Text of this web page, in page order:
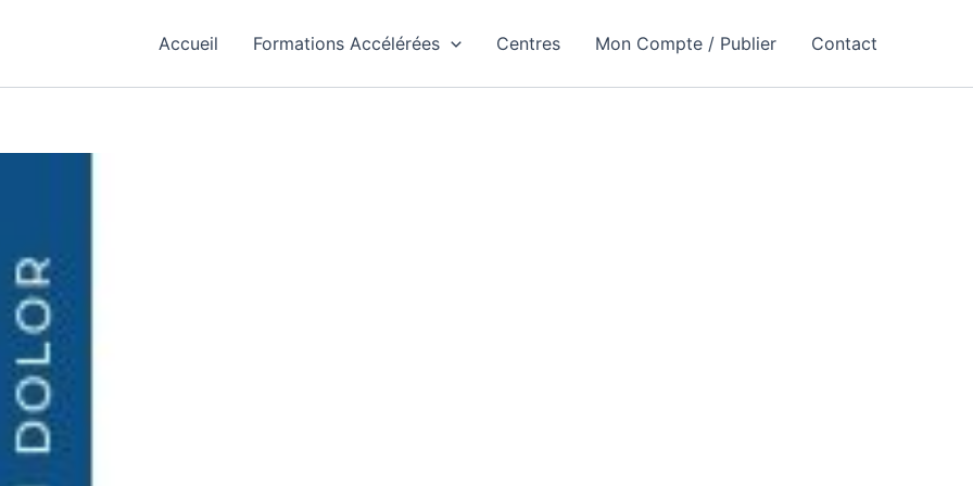
Accueil Formations Accélérées Centres Mon Compte / Publier Contact